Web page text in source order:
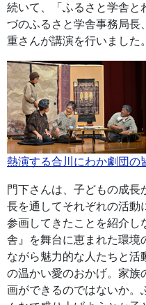
続いて、「ふるさと学舎と
づのふるさと学舎事務局長
重さんが講演を行いました。
熱演する合川にわか劇団の
門下さんは、子どもの成
長を通してそれぞれの活動
参画してきたことを紹介し
舎』を舞台に恵まれた環境
ながら魅力的な人たちと活
の温かい愛のおかげ。家族
画ができるのではないか。